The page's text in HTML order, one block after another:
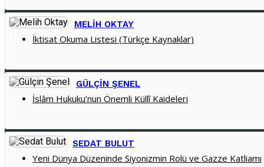
MELIH OKTAY
İktisat Okuma Listesi (Türkçe Kaynaklar)
GÜLÇIN ŞENEL
İslâm Hukuku’nun Önemli Küllî Kaideleri
SEDAT BULUT
Yeni Dünya Düzeninde Siyonizmin Rolü ve Gazze Katliamı